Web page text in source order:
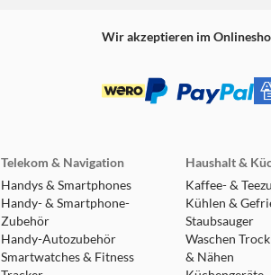
Wir akzeptieren im
Telekom & Navigation
Handys & Smartphones
Handy- & Smartphone-
Zubehör
Handy-Autozubehör
Smartwatches & Fitness
Haushalt &
Kaffee- &
Kühlen &
Staubsauger
Waschen
& Nähen